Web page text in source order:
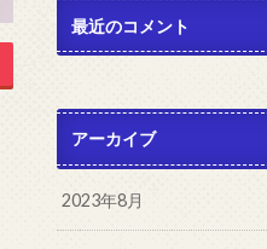
最近のコメント
アーカイブ
2023年8月